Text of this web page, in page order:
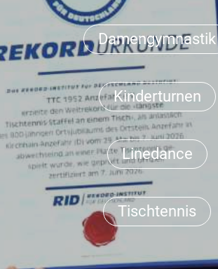
Damengymnastik
Kinderturnen
Linedance
Tischtennis